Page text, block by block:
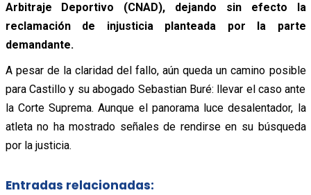
Arbitraje Deportivo (CNAD), dejando sin efecto la
reclamación de injusticia planteada por la parte
demandante.
A pesar de la claridad del fallo, aún queda un camino posible
para Castillo y su abogado Sebastian Buré: llevar el caso ante
la Corte Suprema. Aunque el panorama luce desalentador, la
atleta no ha mostrado señales de rendirse en su búsqueda
por la justicia.
Entradas relacionadas: